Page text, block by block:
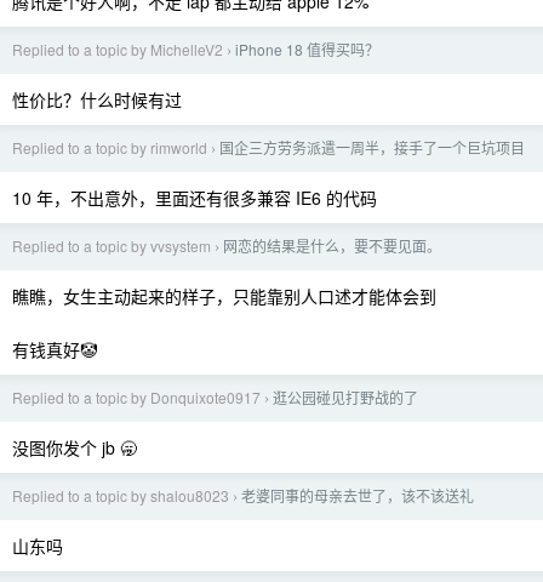
Replied to a topic by MichelleV2 › iPhone 18 值得买吗？
性价比？什么时候有过
Replied to a topic by rimworld › 国企三方劳务派遣一周半，接手了一个巨坑项目
10 年，不出意外，里面还有很多兼容 IE6 的代码
Replied to a topic by vvsystem › 网恋的结果是什么，要不要见面。
瞧瞧，女生主动起来的样子，只能靠别人口述才能体会到
有钱真好🤡
Replied to a topic by Donquixote0917 › 逛公园碰见打野战的了
没图你发个 jb 🥱
Replied to a topic by shalou8023 › 老婆同事的母亲去世了，该不该送礼
山东吗